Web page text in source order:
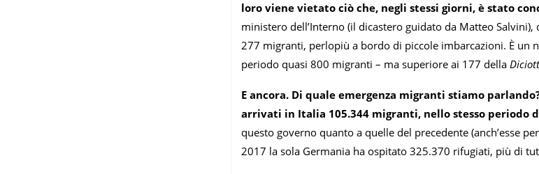
loro viene vietato ciò che, negli stessi giorni, è stato
ministero dell’Interno (il dicastero guidato da Matteo
277 migranti, perlopiù a bordo di piccole imbarcazioni. È un
periodo quasi 800 migranti – ma superiore ai 177 della
E ancora. Di quale emergenza migranti stiamo
arrivati in Italia 105.344 migranti, nello stesso periodo
questo governo quanto a quelle del precedente (anch’esse
2017 la sola Germania ha ospitato 325.370 rifugiati, più di